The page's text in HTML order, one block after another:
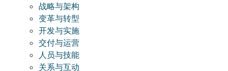
战略与架构
变革与转型
开发与实施
交付与运营
人员与技能
关系与互动